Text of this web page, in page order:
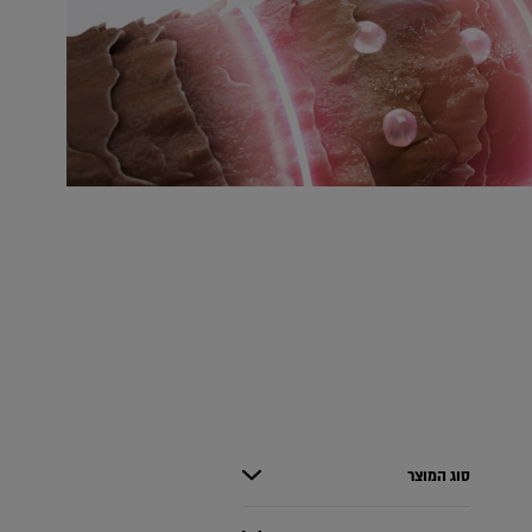
סוג המוצר